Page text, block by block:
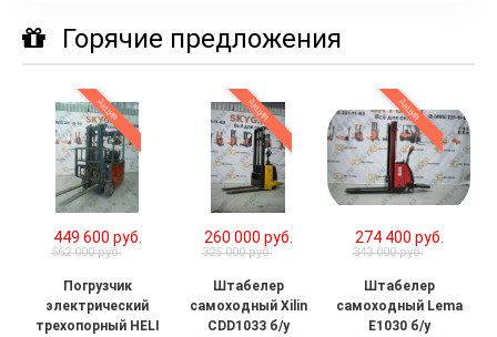
Горячие предложения
Акция
449 600 руб.
562 000 руб.
Погрузчик
электрический
трехопорный HELI
Акция
260 000 руб.
325 000 руб.
Штабелер
самоходный Xilin
CDD1033 б/у
Акция
274 400 руб.
343 000 руб.
Штабелер
самоходный Lema
E1030 б/у